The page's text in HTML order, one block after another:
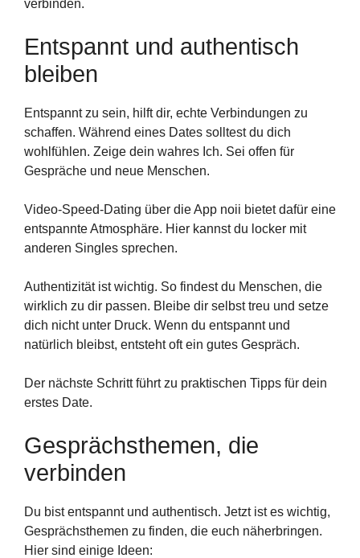
verbinden.
Entspannt und authentisch
bleiben
Entspannt zu sein, hilft dir, echte Verbindungen zu
schaffen. Während eines Dates solltest du dich
wohlfühlen. Zeige dein wahres Ich. Sei offen für
Gespräche und neue Menschen.
Video-Speed-Dating über die App noii bietet dafür eine
entspannte Atmosphäre. Hier kannst du locker mit
anderen Singles sprechen.
Authentizität ist wichtig. So findest du Menschen, die
wirklich zu dir passen. Bleibe dir selbst treu und setze
dich nicht unter Druck. Wenn du entspannt und
natürlich bleibst, entsteht oft ein gutes Gespräch.
Der nächste Schritt führt zu praktischen Tipps für dein
erstes Date.
Gesprächsthemen, die
verbinden
Du bist entspannt und authentisch. Jetzt ist es wichtig,
Gesprächsthemen zu finden, die euch näherbringen.
Hier sind einige Ideen: